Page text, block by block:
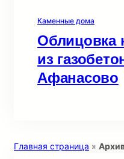
Каменные дома
Облицовка
из
Афанасово
Главная страница »